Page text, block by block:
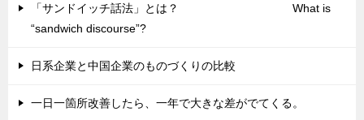
「サンドイッチ話法」とは？ What is
“sandwich discourse”?
日系企業と中国企業のものづくりの比較
一日一箇所改善したら、一年で大きな差がでてくる。